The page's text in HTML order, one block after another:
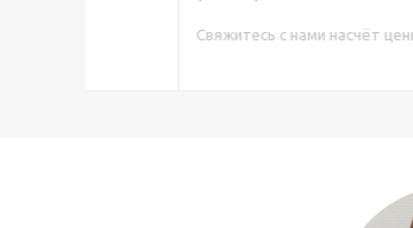
Свяжитесь с нами насчёт цены